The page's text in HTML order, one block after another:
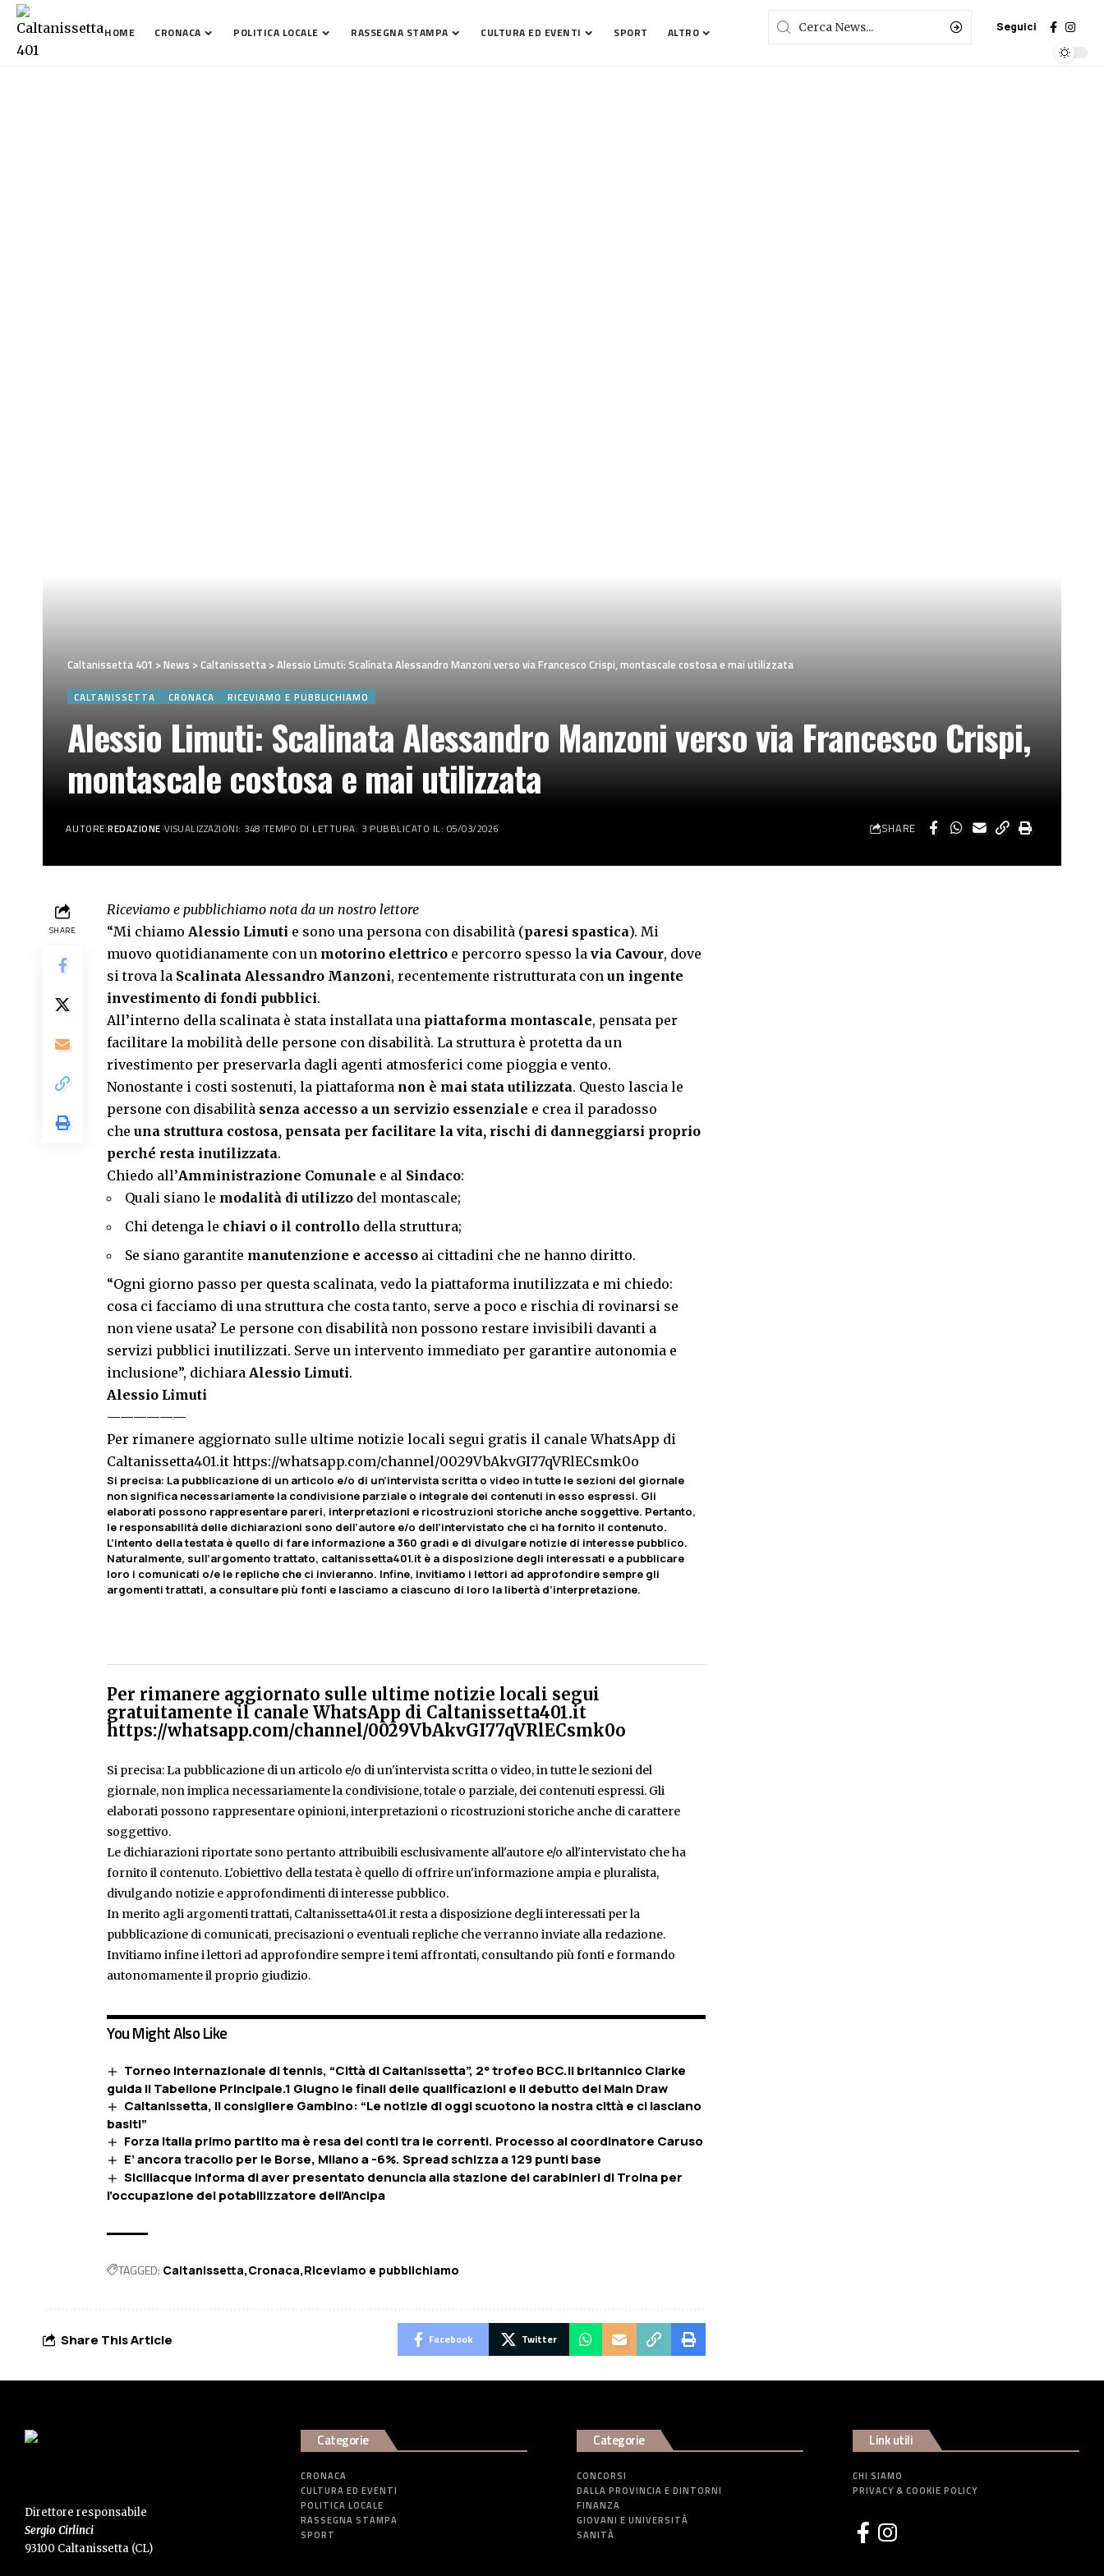
HOME CRONACA POLITICA LOCALE RASSEGNA STAMPA CULTURA ED EVENTI SPORT ALTRO Seguici
Caltanissetta 401 >News >Caltanissetta >Alessio Limuti: Scalinata Alessandro Manzoni verso via Francesco Crispi, montascale costosa e mai utilizzata
CALTANISSETTA CRONACA RICEVIAMO E PUBBLICHIAMO
Alessio Limuti: Scalinata Alessandro Manzoni verso via Francesco Crispi,
montascale costosa e mai utilizzata
AUTORE:REDAZIONE VISUALIZZAZIONI: 348 TEMPO DI LETTURA: 3 PUBBLICATO IL: 05/03/2026 SHARE
SHARE
Riceviamo e pubblichiamo nota da un nostro lettore
“Mi chiamo Alessio Limuti e sono una persona con disabilità (paresi spastica). Mi
muovo quotidianamente con un motorino elettrico e percorro spesso la via Cavour, dove
si trova la Scalinata Alessandro Manzoni, recentemente ristrutturata con un ingente
investimento di fondi pubblici.
All’interno della scalinata è stata installata una piattaforma montascale, pensata per
facilitare la mobilità delle persone con disabilità. La struttura è protetta da un
rivestimento per preservarla dagli agenti atmosferici come pioggia e vento.
Nonostante i costi sostenuti, la piattaforma non è mai stata utilizzata. Questo lascia le
persone con disabilità senza accesso a un servizio essenziale e crea il paradosso
che una struttura costosa, pensata per facilitare la vita, rischi di danneggiarsi proprio
perché resta inutilizzata.
Chiedo all’Amministrazione Comunale e al Sindaco:
Quali siano le modalità di utilizzo del montascale;
Chi detenga le chiavi o il controllo della struttura;
Se siano garantite manutenzione e accesso ai cittadini che ne hanno diritto.
“Ogni giorno passo per questa scalinata, vedo la piattaforma inutilizzata e mi chiedo:
cosa ci facciamo di una struttura che costa tanto, serve a poco e rischia di rovinarsi se
non viene usata? Le persone con disabilità non possono restare invisibili davanti a
servizi pubblici inutilizzati. Serve un intervento immediato per garantire autonomia e
inclusione”, dichiara Alessio Limuti.
Alessio Limuti
——————
Per rimanere aggiornato sulle ultime notizie locali segui gratis il canale WhatsApp di
Caltanissetta401.it https://whatsapp.com/channel/0029VbAkvGI77qVRlECsmk0o
Si precisa: La pubblicazione di un articolo e/o di un’intervista scritta o video in tutte le sezioni del giornale
non significa necessariamente la condivisione parziale o integrale dei contenuti in esso espressi. Gli
elaborati possono rappresentare pareri, interpretazioni e ricostruzioni storiche anche soggettive. Pertanto,
le responsabilità delle dichiarazioni sono dell’autore e/o dell’intervistato che ci ha fornito il contenuto.
L’intento della testata è quello di fare informazione a 360 gradi e di divulgare notizie di interesse pubblico.
Naturalmente, sull’argomento trattato, caltanissetta401.it è a disposizione degli interessati e a pubblicare
loro i comunicati o/e le repliche che ci invieranno. Infine, invitiamo i lettori ad approfondire sempre gli
argomenti trattati, a consultare più fonti e lasciamo a ciascuno di loro la libertà d’interpretazione.
Per rimanere aggiornato sulle ultime notizie locali segui
gratuitamente il canale WhatsApp di Caltanissetta401.it
https://whatsapp.com/channel/0029VbAkvGI77qVRlECsmk0o
Si precisa: La pubblicazione di un articolo e/o di un'intervista scritta o video, in tutte le sezioni del
giornale, non implica necessariamente la condivisione, totale o parziale, dei contenuti espressi. Gli
elaborati possono rappresentare opinioni, interpretazioni o ricostruzioni storiche anche di carattere
soggettivo.
Le dichiarazioni riportate sono pertanto attribuibili esclusivamente all'autore e/o all'intervistato che ha
fornito il contenuto. L'obiettivo della testata è quello di offrire un'informazione ampia e pluralista,
divulgando notizie e approfondimenti di interesse pubblico.
In merito agli argomenti trattati, Caltanissetta401.it resta a disposizione degli interessati per la
pubblicazione di comunicati, precisazioni o eventuali repliche che verranno inviate alla redazione.
Invitiamo infine i lettori ad approfondire sempre i temi affrontati, consultando più fonti e formando
autonomamente il proprio giudizio.
You Might Also Like
Torneo internazionale di tennis, “Città di Caltanissetta”, 2° trofeo BCC.Il britannico Clarke
guida il Tabellone Principale.1 Giugno le finali delle qualificazioni e il debutto del Main Draw
Caltanissetta, il consigliere Gambino: “Le notizie di oggi scuotono la nostra città e ci lasciano
basiti”
Forza Italia primo partito ma è resa dei conti tra le correnti. Processo al coordinatore Caruso
E’ ancora tracollo per le Borse, Milano a -6%. Spread schizza a 129 punti base
Siciliacque informa di aver presentato denuncia alla stazione dei carabinieri di Troina per
l’occupazione del potabilizzatore dell’Ancipa
TAGGED: Caltanissetta Cronaca Riceviamo e pubblichiamo
Share This Article Facebook Twitter
Direttore responsabile
Sergio Cirlinci
93100 Caltanissetta (CL)
Categorie
CRONACA
CULTURA ED EVENTI
POLITICA LOCALE
RASSEGNA STAMPA
SPORT
Categorie
CONCORSI
DALLA PROVINCIA E DINTORNI
FINANZA
GIOVANI E UNIVERSITÀ
SANITÀ
Link utili
CHI SIAMO
PRIVACY & COOKIE POLICY